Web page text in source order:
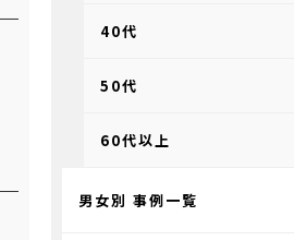
40代
50代
60代以上
男女別 事例一覧